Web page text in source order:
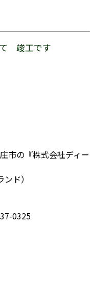
竣工です
市の『株式会社ディー
ド）
0325